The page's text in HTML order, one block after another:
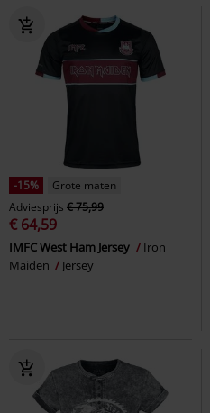
-15%
Grote maten
Adviesprijs € 75,99
€ 64,59
IMFC West Ham Jersey
Iron
Maiden
Jersey